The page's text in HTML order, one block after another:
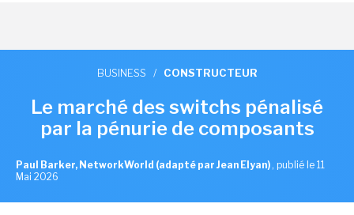
BUSINESS / CONSTRUCTEUR
Le marché des switchs pénalisé
par la pénurie de composants
Paul Barker, NetworkWorld (adapté par Jean Elyan) , publié le 11
Mai 2026